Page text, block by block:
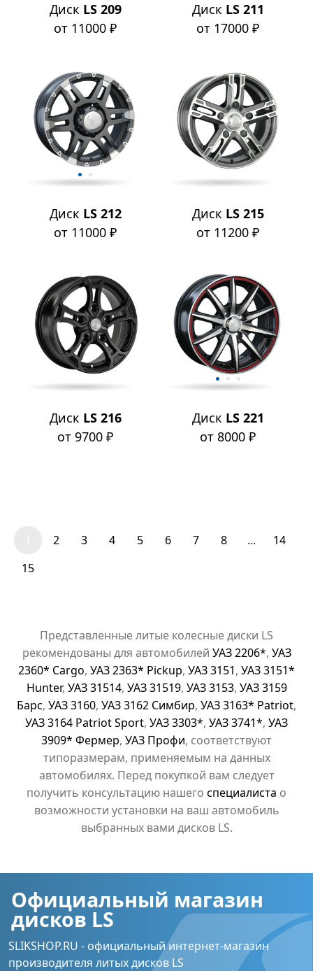
Диск LS 209
от 11000 ₽
Диск LS 211
от 17000 ₽
Диск LS 212
от 11000 ₽
Диск LS 215
от 11200 ₽
Диск LS 216
от 9700 ₽
Диск LS 221
от 8000 ₽
2 3 4 5 6 7 8 ...
14
15
Представленные литые колесные диски LS
рекомендованы для автомобилей УАЗ 2206*, УАЗ
2360* Cargo, УАЗ 2363* Pickup, УАЗ 3151, УАЗ 3151*
Hunter, УАЗ 31514, УАЗ 31519, УАЗ 3153, УАЗ 3159
Барс, УАЗ 3160, УАЗ 3162 Симбир, УАЗ 3163* Patriot,
УАЗ 3164 Patriot Sport, УАЗ 3303*, УАЗ 3741*, УАЗ
3909* Фермер, УАЗ Профи, соответствуют
типоразмерам, применяемым на данных
автомобилях. Перед покупкой вам следует
получить консультацию нашего специалиста о
возможности установки на ваш автомобиль
выбранных вами дисков LS.
Официальный магазин
дисков LS
SLIKSHOP.RU - официальный интернет-магазин
производителя литых дисков LS